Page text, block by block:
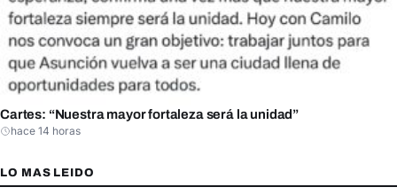
Cartes: “Nuestra mayor fortaleza será la unidad”
hace 14 horas
LO MAS LEIDO